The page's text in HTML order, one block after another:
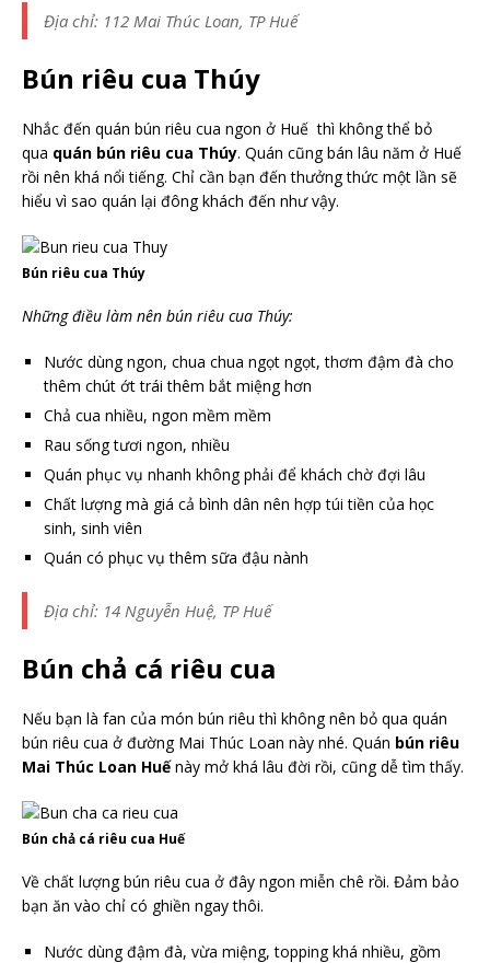
Địa chỉ: 112 Mai Thúc Loan, TP Huế
Bún riêu cua Thúy
Nhắc đến quán bún riêu cua ngon ở Huế thì không thể bỏ
qua quán bún riêu cua Thúy. Quán cũng bán lâu năm ở Huế
rồi nên khá nổi tiếng. Chỉ cần bạn đến thưởng thức một lần sẽ
hiểu vì sao quán lại đông khách đến như vậy.
Bún riêu cua Thúy
Những điều làm nên bún riêu cua Thúy:
Nước dùng ngon, chua chua ngọt ngọt, thơm đậm đà cho
thêm chút ớt trái thêm bắt miệng hơn
Chả cua nhiều, ngon mềm mềm
Rau sống tươi ngon, nhiều
Quán phục vụ nhanh không phải để khách chờ đợi lâu
Chất lượng mà giá cả bình dân nên hợp túi tiền của học
sinh, sinh viên
Quán có phục vụ thêm sữa đậu nành
Địa chỉ: 14 Nguyễn Huệ, TP Huế
Bún chả cá riêu cua
Nếu bạn là fan của món bún riêu thì không nên bỏ qua quán
bún riêu cua ở đường Mai Thúc Loan này nhé. Quán bún riêu
Mai Thúc Loan Huếnày mở khá lâu đời rồi, cũng dễ tìm thấy.
Bún chả cá riêu cua Huế
Về chất lượng bún riêu cua ở đây ngon miễn chê rồi. Đảm bảo
bạn ăn vào chỉ có ghiền ngay thôi.
Nước dùng đậm đà, vừa miệng, topping khá nhiều, gồm